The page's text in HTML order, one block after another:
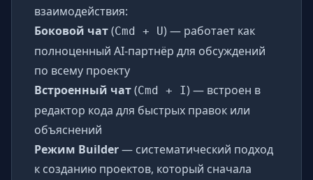
взаимодействия:
Боковой чат(Cmd + U) — работает как
полноценный AI-партнёр для обсуждений
по всему проекту
Встроенный чат(Cmd + I) — встроен в
редактор кода для быстрых правок или
объяснений
Режим Builder— систематический подход
к созданию проектов, который сначала